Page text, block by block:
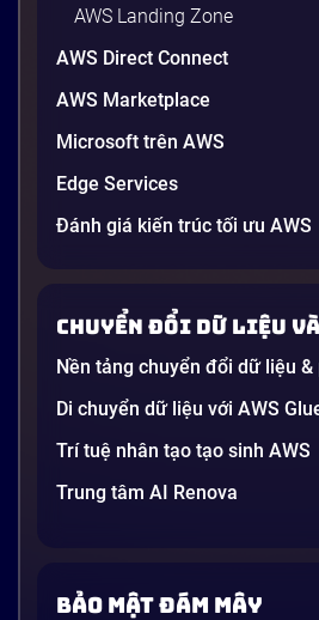
Generative AI là gì? Giải
và ứng dụng cho doanh
Nam 2026
Gần đây, bạn có thể nghe đến
startup công nghệ. Vấn đề là
dường như chỉ được viết cho kỹ
người […]
21 phút
AWS Landing Zone
AWS Direct Connect
AWS Marketplace
Microsoft trên AWS
Edge Services
Đánh giá kiến trúc tối ưu AWS
Chuyển đổi dữ liệu
Nền tảng chuyển đổi dữ liệu &
Di chuyển dữ liệu với AWS
Trí tuệ nhân tạo tạo sinh AWS
Trung tâm AI Renova
Bảo mật đám mây